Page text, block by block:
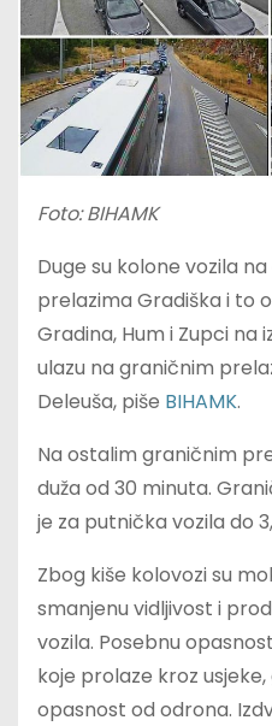
Foto: BIHAMK
Duge su kolone vozila
prelazima Gradiška i to
Gradina, Hum i Zupci na
ulazu na graničnim
Deleuša, piše BIHAMK.
Na ostalim graničnim
duža od 30 minuta.
je za putnička vozila do
Zbog kiše kolovozi su
smanjenu vidljivost i
vozila. Posebnu
koje prolaze kroz
opasnost od odrona.